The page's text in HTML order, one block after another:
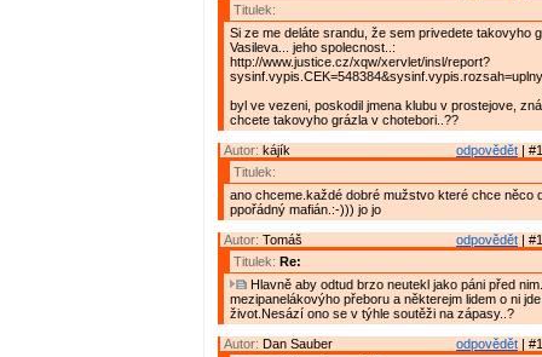
Titulek:
Si ze me deláte srandu, že sem privedete takovyho
Vasileva... jeho spolecnost..:
http://www.justice.cz/xqw/xervlet/insl/report?
byl ve vezeni, poskodil jmena klubu v prostejove,
chcete takovyho grázla v chotebori..??
odpovědět |
Autor: kájík
Titulek:
ano chceme.každé dobré mužstvo které chce něco
ppořádný mafián.:-))) jo jo
odpovědět |
Autor: Tomáš
Titulek: Re:
Hlavně aby odtud brzo neutekl jako páni před
mezipanelákovýho přeboru a některejm lidem o ni
život.Nesází ono se v týhle soutěži na zápasy..?
odpovědět |
Autor: Dan Sauber